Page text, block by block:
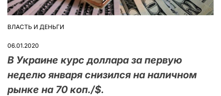
ОПУБЛІКУВАТИ
ВЛАСТЬ И ДЕНЬГИ
06.01.2020
В Украине курс доллара за первую
неделю января снизился на наличном
рынке на 70 коп./$.